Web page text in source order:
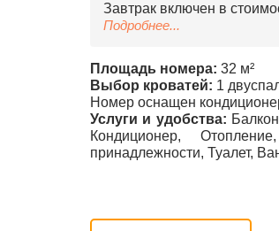
Завтрак включен в
Подробнее...
Площадь номера: 32 м²
Выбор кроватей: 1
Номер оснащен
Услуги и удобства:
Кондиционер,
принадлежности, Туалет,